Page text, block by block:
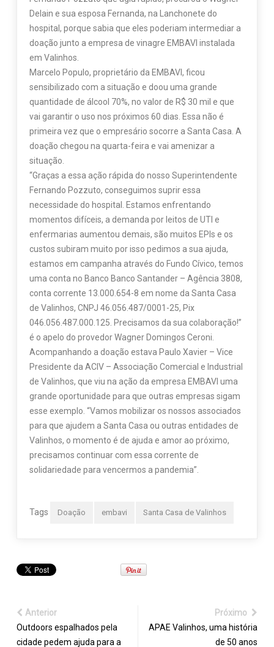
Delain e sua esposa Fernanda, na Lanchonete do
hospital, porque sabia que eles poderiam intermediar a
doação junto a empresa de vinagre EMBAVI instalada
em Valinhos.
Marcelo Populo, proprietário da EMBAVI, ficou
sensibilizado com a situação e doou uma grande
quantidade de álcool 70%, no valor de R$ 30 mil e que
vai garantir o uso nos próximos 60 dias. Essa não é
primeira vez que o empresário socorre a Santa Casa. A
doação chegou na quarta-feira e vai amenizar a
situação.
“Graças a essa ação rápida do nosso Superintendente
Fernando Pozzuto, conseguimos suprir essa
necessidade do hospital. Estamos enfrentando
momentos difíceis, a demanda por leitos de UTI e
enfermarias aumentou demais, são muitos EPIs e os
custos subiram muito por isso pedimos a sua ajuda,
estamos em campanha através do Fundo Cívico, temos
uma conta no Banco Banco Santander – Agência 3808,
conta corrente 13.000.654-8 em nome da Santa Casa
de Valinhos, CNPJ 46.056.487/0001-25, Pix
046.056.487.000.125. Precisamos da sua colaboração!”
é o apelo do provedor Wagner Domingos Ceroni.
Acompanhando a doação estava Paulo Xavier – Vice
Presidente da ACIV – Associação Comercial e Industrial
de Valinhos, que viu na ação da empresa EMBAVI uma
grande oportunidade para que outras empresas sigam
esse exemplo. “Vamos mobilizar os nossos associados
para que ajudem a Santa Casa ou outras entidades de
Valinhos, o momento é de ajuda e amor ao próximo,
precisamos continuar com essa corrente de
solidariedade para vencermos a pandemia”.
Tags Doação embavi Santa Casa de Valinhos
Anterior
Outdoors espalhados pela
cidade pedem ajuda para a
Próximo
APAE Valinhos, uma história
de 50 anos